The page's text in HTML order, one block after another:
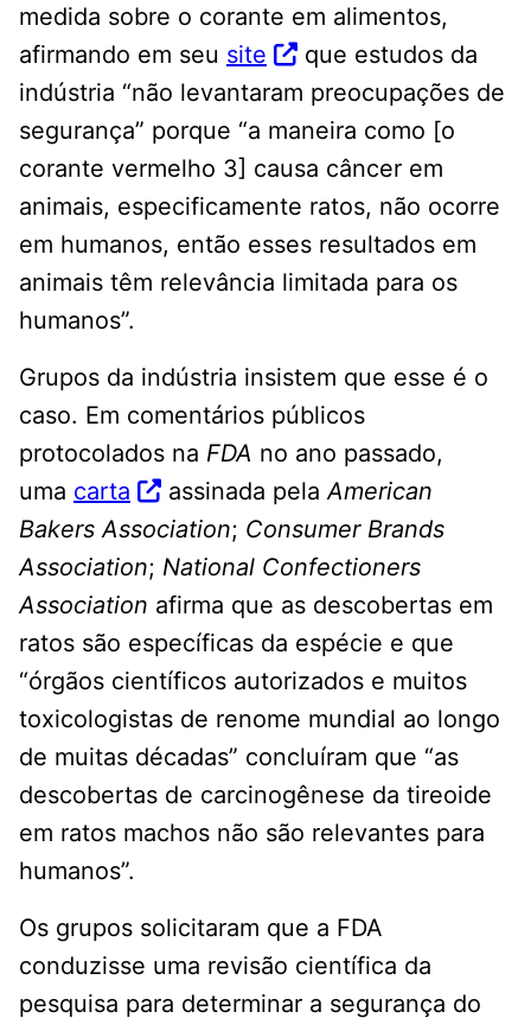
medida sobre o corante em alimentos,
afirmando em seu site
que estudos da
indústria “não levantaram preocupações de
segurança” porque “a maneira como [o
corante vermelho 3] causa câncer em
animais, especificamente ratos, não ocorre
em humanos, então esses resultados em
animais têm relevância limitada para os
humanos”.
Grupos da indústria insistem que esse é o
caso. Em comentários públicos
protocolados na FDA no ano passado,
uma carta assinada pelaAmerican
Bakers Association; Consumer Brands
Association; National Confectioners
Association afirma que as descobertas em
ratos são específicas da espécie e que
“órgãos científicos autorizados e muitos
toxicologistas de renome mundial ao longo
de muitas décadas” concluíram que “as
descobertas de carcinogênese da tireoide
em ratos machos não são relevantes para
humanos”.
Os grupos solicitaram que a FDA
conduzisse uma revisão científica da
pesquisa para determinar a segurança do